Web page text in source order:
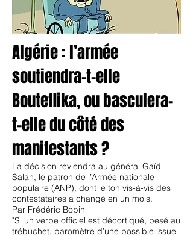
Algérie : l’armée
soutiendra-t-elle
Bouteflika, ou basculera-
t-elle du côté des
manifestants ?
La décision reviendra au général Gaïd
Salah, le patron de l’Armée nationale
populaire (ANP), dont le ton vis-à-vis des
contestataires a changé en un mois.
Par Frédéric Bobin
"Si un verbe officiel est décortiqué, pesé au
trébuchet, baromètre d’une possible issue